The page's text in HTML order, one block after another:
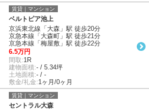
賃貸｜マンション
ベルトピア池上
京浜東北線「大森」駅 徒歩20分
京急本線「大森町」駅 徒歩21分
京急本線「梅屋敷」駅 徒歩22分
6.5万円
間取:1R
建物面積:- / 5.34坪
土地面積:- / -
敷金/礼金:1ヶ月/0ヶ月
賃貸｜マンション
セントラル大森